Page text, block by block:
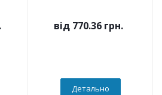
від 770.36 грн.
Детально